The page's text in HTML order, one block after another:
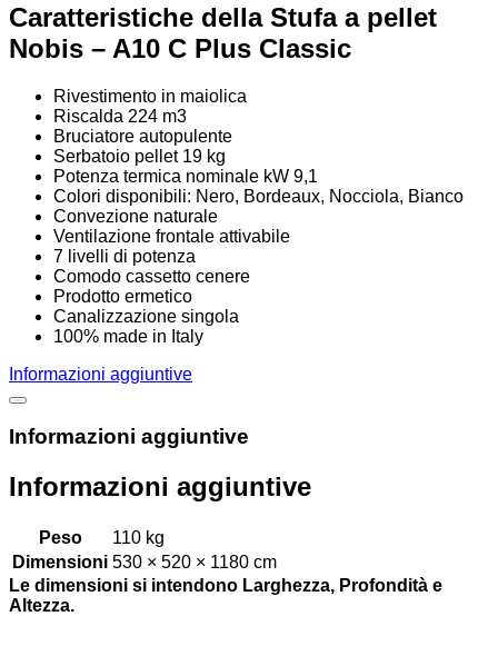
Caratteristiche della Stufa a pellet
Nobis – A10 C Plus Classic
Rivestimento in maiolica
Riscalda 224 m3
Bruciatore autopulente
Serbatoio pellet 19 kg
Potenza termica nominale kW 9,1
Colori disponibili: Nero, Bordeaux, Nocciola, Bianco
Convezione naturale
Ventilazione frontale attivabile
7 livelli di potenza
Comodo cassetto cenere
Prodotto ermetico
Canalizzazione singola
100% made in Italy
Informazioni aggiuntive
Informazioni aggiuntive
Informazioni aggiuntive
Peso
110 kg
Dimensioni 530 × 520 × 1180 cm
Le dimensioni si intendono Larghezza, Profondità e
Altezza.